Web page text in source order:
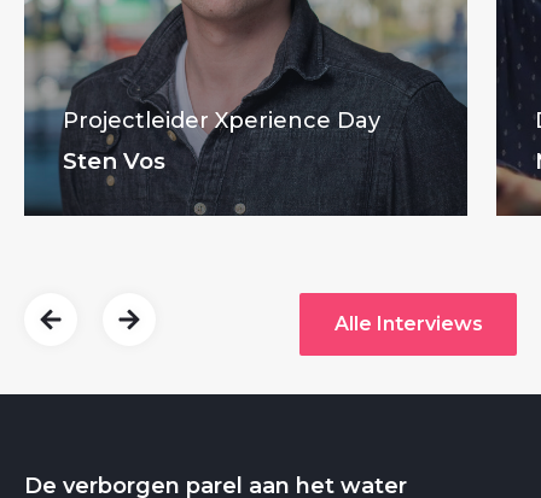
Projectleider Xperience Day
Sten Vos
Alle Interviews
De verborgen parel aan het water